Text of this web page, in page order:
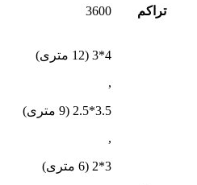
تراکم 3600
4*3 (12 متری)
,
3.5*2.5 (9 متری)
,
3*2 (6 متری)